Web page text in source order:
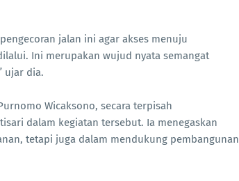
jalan ini agar akses menuju
Ini merupakan wujud nyata semangat
ujar dia.
Wicaksono, secara terpisah
dalam kegiatan tersebut. Ia menegaskan
tetapi juga dalam mendukung pembangunan